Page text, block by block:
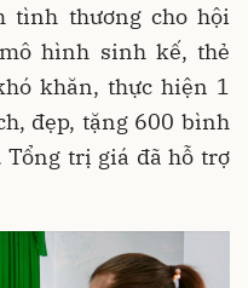
tình thương cho hội
hình sinh kế, thẻ
khăn, thực hiện 1
đẹp, tặng 600 bình
Tổng trị giá đã hỗ trợ